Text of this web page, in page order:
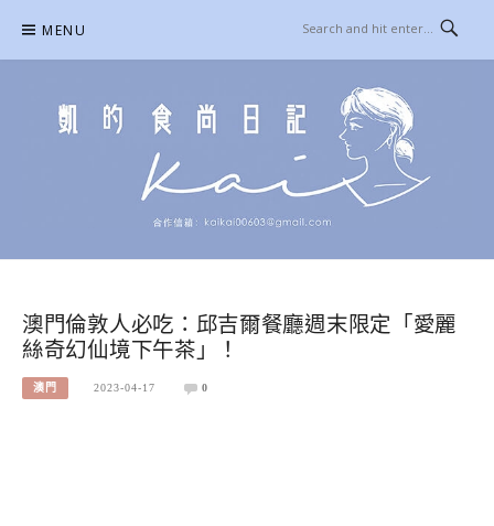
content
MENU
澳門倫敦人必吃：邱吉爾餐廳週末限定「愛麗
絲奇幻仙境下午茶」！
澳門 2023-04-17 0